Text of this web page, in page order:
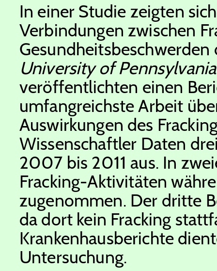
In einer Studie zeigten
Verbindungen zwischen
Gesundheitsbeschwerden
University of Pennsylvania
veröffentlichten einen
umfangreichste Arbeit
Auswirkungen des
Wissenschaftler Daten
2007 bis 2011 aus. In
Fracking-Aktivitäten
zugenommen. Der dritte
da dort kein Fracking
Krankenhausberichte
Untersuchung.